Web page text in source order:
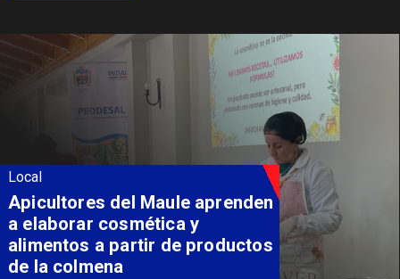
Local
Apicultores del Maule aprenden
a elaborar cosmética y
alimentos a partir de productos
de la colmena